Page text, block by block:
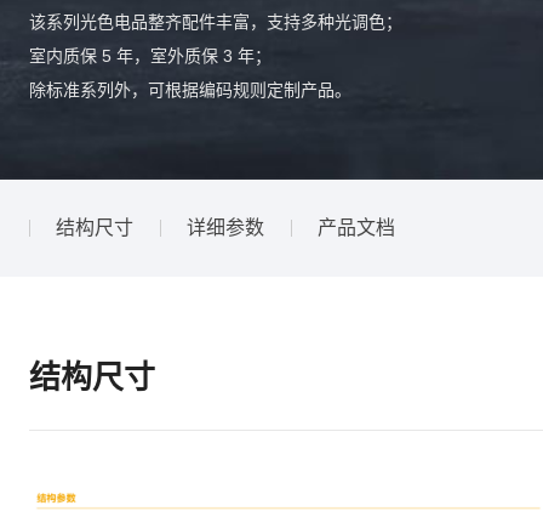
该系列光色电品整齐配件丰富，支持多种光调色；
室内质保 5 年，室外质保 3 年；
除标准系列外，可根据编码规则定制产品。
结构尺寸 详细参数 产品文档
结构尺寸